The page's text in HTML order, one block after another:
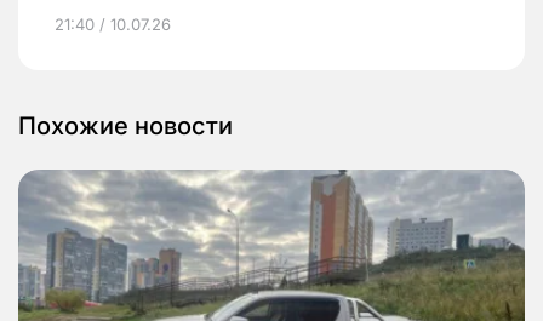
21:40 / 10.07.26
Похожие новости